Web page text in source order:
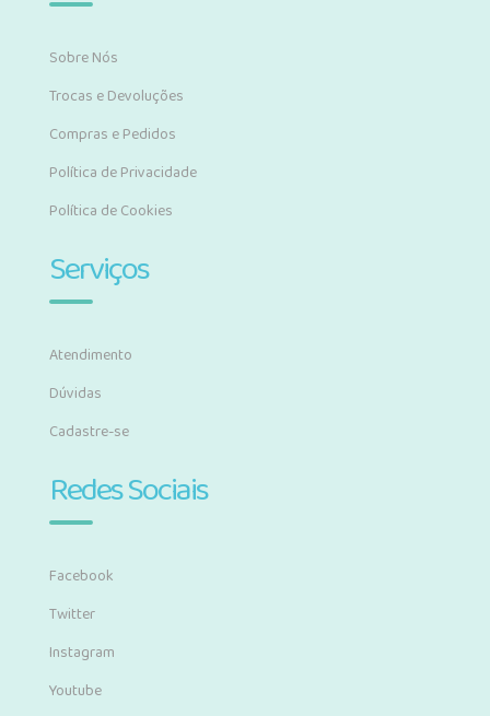
Sobre Nós
Trocas e Devoluções
Compras e Pedidos
Política de Privacidade
Política de Cookies
Serviços
Atendimento
Dúvidas
Cadastre-se
Redes Sociais
Facebook
Twitter
Instagram
Youtube